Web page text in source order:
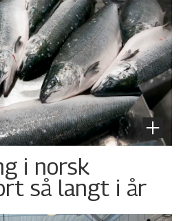
i norsk
så langt i år